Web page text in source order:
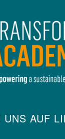
UNS AUF